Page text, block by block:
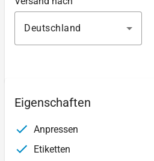
Deutschland
Eigenschaften
Anpressen
Etiketten